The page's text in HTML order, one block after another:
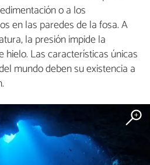
o a los
en las paredes de la fosa. A
la presión impide la
Las características únicas
mundo deben su existencia a